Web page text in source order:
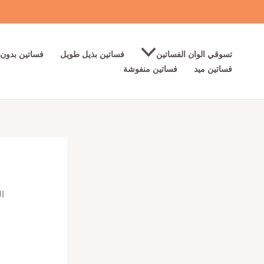
إلى
تسوقي الوان الفساتين فساتين بذيل طويل
فساتين
فساتين ميد
فساتين منفوشة